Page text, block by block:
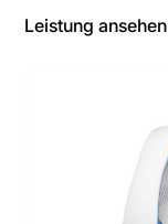
Leistung ansehen